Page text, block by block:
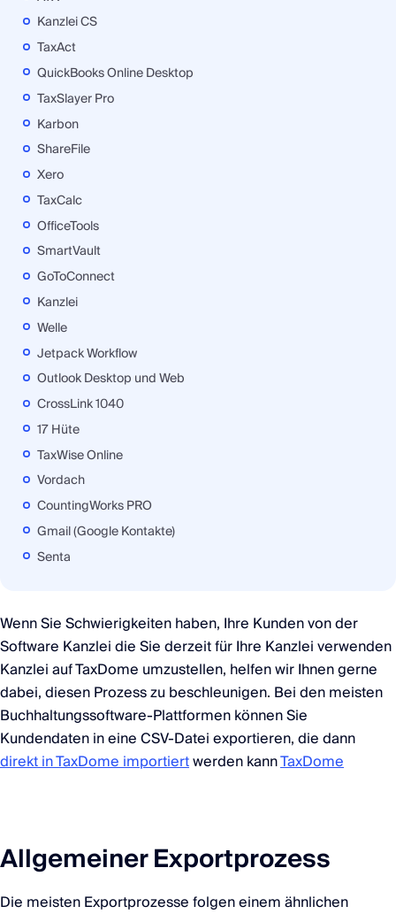
Kanzlei CS
TaxAct
QuickBooks Online Desktop
TaxSlayer Pro
Karbon
ShareFile
Xero
TaxCalc
OfficeTools
SmartVault
GoToConnect
Kanzlei
Welle
Jetpack Workflow
Outlook Desktop und Web
CrossLink 1040
17 Hüte
TaxWise Online
Vordach
CountingWorks PRO
Gmail (Google Kontakte)
Senta
Wenn Sie Schwierigkeiten haben, Ihre Kunden von der
Software Kanzlei die Sie derzeit für Ihre Kanzlei verwenden
Kanzlei auf TaxDome umzustellen, helfen wir Ihnen gerne
dabei, diesen Prozess zu beschleunigen. Bei den meisten
Buchhaltungssoftware-Plattformen können Sie
Kundendaten in eine CSV-Datei exportieren, die dann
direkt in TaxDome importiertwerden kannTaxDome
Allgemeiner Exportprozess
Die meisten Exportprozesse folgen einem ähnlichen